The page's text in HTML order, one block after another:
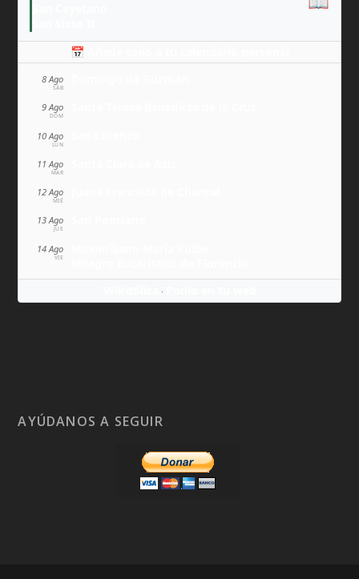
📅 Añade todo a tu calendario personal
8 Ago
SÁB
9 Ago
DOM
10 Ago
LUN
11 Ago
MAR
12 Ago
MIÉ
13 Ago
JUE
14 Ago
VIE
·
AYÚDANOS A SEGUIR